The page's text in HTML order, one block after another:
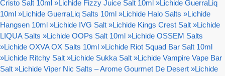
Cristo Salt 10ml »Lichide Fizzy Juice Salt 10ml »Lichide GuerraLiq
10ml »Lichide GuerraLiq Salts 10ml »Lichide Halo Salts »Lichide
Hangsen 10ml »Lichide IVG Salt »Lichide Kings Crest Salt »Lichide
LIQUA Salts »Lichide OOPs Salt 10ml »Lichide OSSEM Salts
»Lichide OXVA OX Salts 10ml »Lichide Riot Squad Bar Salt 10ml
»Lichide Ritchy Salt »Lichide Sukka Salt »Lichide Vampire Vape Bar
Salt »Lichide Viper Nic Salts – Arome Gourmet De Desert »Lichide